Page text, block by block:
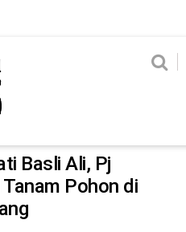
& Kriminal
Basli Ali, Pj
Pohon di